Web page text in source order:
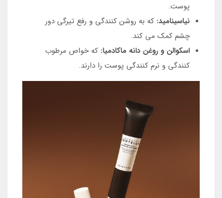
پوست.
نیاسینامید: که به روشن کنندگی و رفع تیرگی دور
چشم کمک می کند.
اسکوالن و روغن دانه ماکادمیا: که خواص مرطوب
کنندگی و نرم کنندگی پوست را دارند.